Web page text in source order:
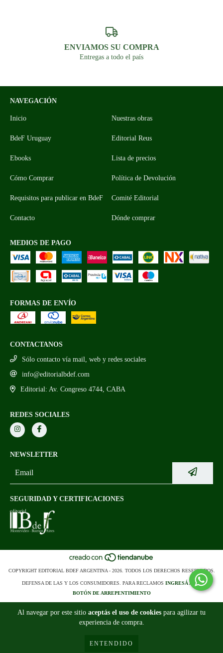
Al navegar por este sitio aceptás el uso de cookies para agilizar tu
experiencia de compra.
ENTENDIDO
ENVIAMOS SU COMPRA
Entregas a todo el país
NAVEGACIÓN
Inicio Nuestras obras
BdeF Uruguay Editorial Reus
Ebooks Lista de precios
Cómo Comprar Política de Devolución
Requisitos para publicar en BdeF Comité Editorial
Contacto Dónde comprar
MEDIOS DE PAGO
FORMAS DE ENVÍO
CONTACTANOS
Sólo contacto vía mail, web y redes sociales
info@editorialbdef.com
Editorial: Av. Congreso 4744, CABA
REDES SOCIALES
NEWSLETTER
SEGURIDAD Y CERTIFICACIONES
COPYRIGHT EDITORIAL BDEF ARGENTINA - 2026. TODOS LOS DERECHOS RESERVADOS.
DEFENSA DE LAS Y LOS CONSUMIDORES. PARA RECLAMOS INGRESÁ ACÁ.
BOTÓN DE ARREPENTIMIENTO